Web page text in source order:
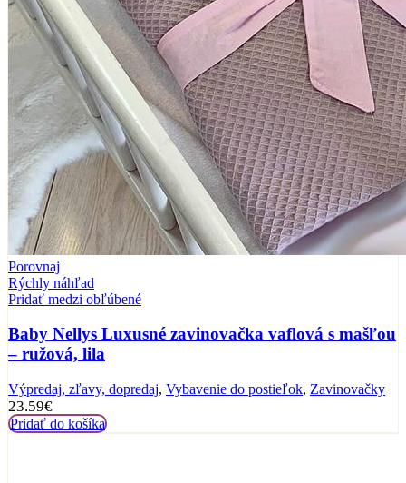
Porovnaj
Rýchly náhľad
Pridať medzi obľúbené
Baby Nellys Luxusné zavinovačka vaflová s mašľou
– ružová, lila
Výpredaj, zľavy, dopredaj, Vybavenie do postieľok, Zavinovačky
23.59€
Pridať do košíka